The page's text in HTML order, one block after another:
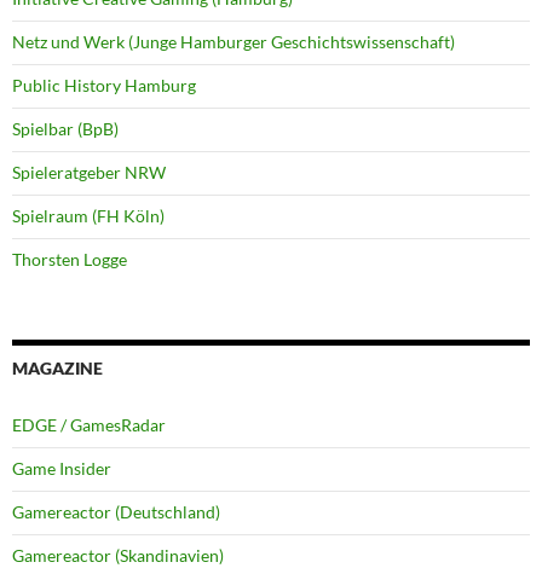
Netz und Werk (Junge Hamburger Geschichtswissenschaft)
Public History Hamburg
Spielbar (BpB)
Spieleratgeber NRW
Spielraum (FH Köln)
Thorsten Logge
MAGAZINE
EDGE / GamesRadar
Game Insider
Gamereactor (Deutschland)
Gamereactor (Skandinavien)